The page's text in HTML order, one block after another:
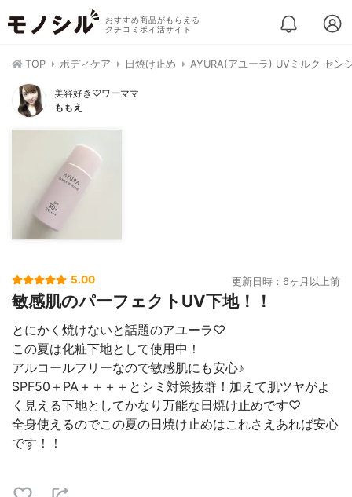
おすすめ商品がもらえる
クチコミポイ活サイト
TOP ボディケア 日焼け止め AYURA(アユーラ) UVミルク セン
美容好き♡ワーママ
ももえ
5.00 更新日時：6ヶ月以上前
敏感肌のパーフェクトUV下地！！
とにかく焼けないと話題のアユーラ♡
この夏は化粧下地として使用中！
アルコールフリーなので敏感肌にも安心♪
SPF50＋PA＋＋＋＋とシミ対策抜群！加えて肌ツヤがよ
く見える下地としてかなり万能な日焼け止めです♡
全身使えるのでこの夏の日焼け止めはこれさえあれば安心
です！！